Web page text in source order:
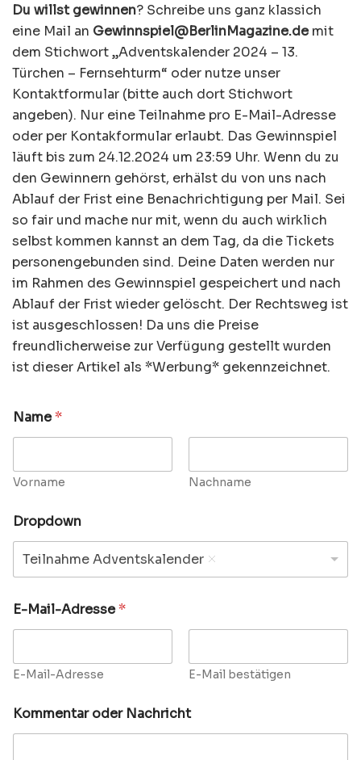
Du willst gewinnen? Schreibe uns ganz klassich
eine Mail an Gewinnspiel@BerlinMagazine.demit
dem Stichwort „Adventskalender 2024 – 13.
Türchen – Fernsehturm“ oder nutze unser
Kontaktformular (bitte auch dort Stichwort
angeben). Nur eine Teilnahme pro E-Mail-Adresse
oder per Kontakformular erlaubt. Das Gewinnspiel
läuft bis zum 24.12.2024 um 23:59 Uhr. Wenn du zu
den Gewinnern gehörst, erhälst du von uns nach
Ablauf der Frist eine Benachrichtigung per Mail. Sei
so fair und mache nur mit, wenn du auch wirklich
selbst kommen kannst an dem Tag, da die Tickets
personengebunden sind. Deine Daten werden nur
im Rahmen des Gewinnspiel gespeichert und nach
Ablauf der Frist wieder gelöscht. Der Rechtsweg ist
ist ausgeschlossen! Da uns die Preise
freundlicherweise zur Verfügung gestellt wurden
ist dieser Artikel als *Werbung* gekennzeichnet.
Name*
Vorname Nachname
D
S
G
-
E
i
v
e
s
t
ä
Dropdown
Teilnahme Adventskalender
E-Mail-Adresse*
E-Mail-Adresse E-Mail bestätigen
Kommentar oder Nachricht